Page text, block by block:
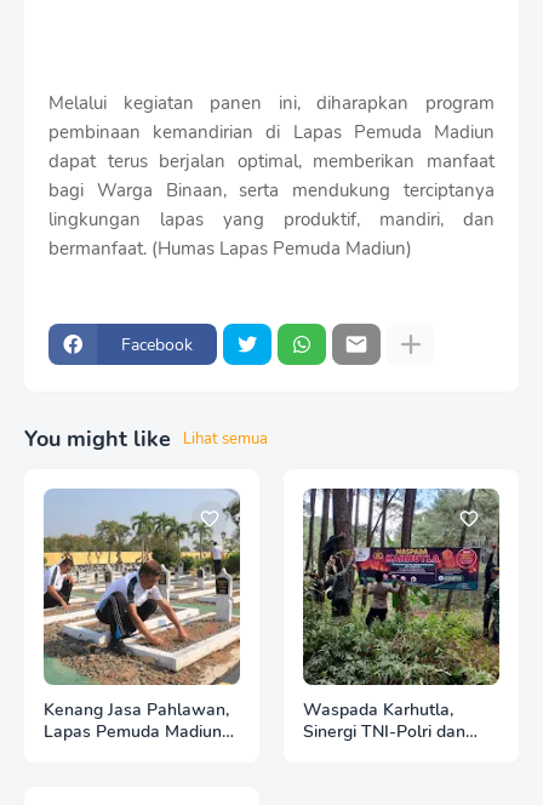
Melalui kegiatan panen ini, diharapkan program
pembinaan kemandirian di Lapas Pemuda Madiun
dapat terus berjalan optimal, memberikan manfaat
bagi Warga Binaan, serta mendukung terciptanya
lingkungan lapas yang produktif, mandiri, dan
bermanfaat. (Humas Lapas Pemuda Madiun)
Facebook
You might like Lihat semua
Kenang Jasa Pahlawan,
Lapas Pemuda Madiun
Waspada Karhutla,
Sinergi TNI-Polri dan